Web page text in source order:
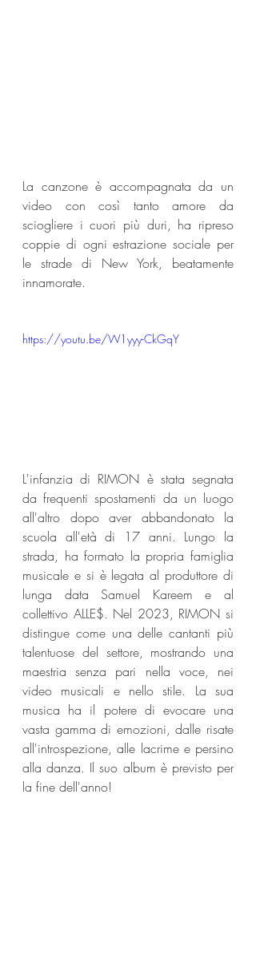
La canzone è accompagnata da un
video con così tanto amore da
sciogliere i cuori più duri, ha ripreso
coppie di ogni estrazione sociale per
le strade di New York, beatamente
innamorate.
https://youtu.be/W1yyy-CkGqY
L'infanzia di RIMON è stata segnata
da frequenti spostamenti da un luogo
all'altro dopo aver abbandonato la
scuola all'età di 17 anni. Lungo la
strada, ha formato la propria famiglia
musicale e si è legata al produttore di
lunga data Samuel Kareem e al
collettivo ALLE$. Nel 2023, RIMON si
distingue come una delle cantanti più
talentuose del settore, mostrando una
maestria senza pari nella voce, nei
video musicali e nello stile. La sua
musica ha il potere di evocare una
vasta gamma di emozioni, dalle risate
all'introspezione, alle lacrime e persino
alla danza. Il suo album è previsto per
la fine dell'anno!